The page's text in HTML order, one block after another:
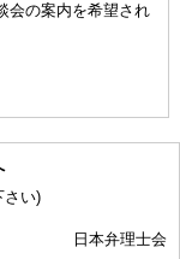
会の案内を希望され
さい)
日本弁理士会